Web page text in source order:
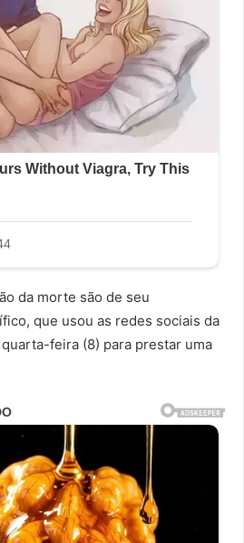
da morte são de seu
que usou as redes sociais da
feira (8) para prestar uma